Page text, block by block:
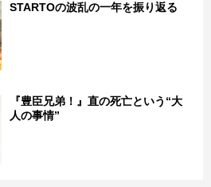
STARTOの波乱の一年を振り返る
『豊臣兄弟！』直の死亡という“大
人の事情”